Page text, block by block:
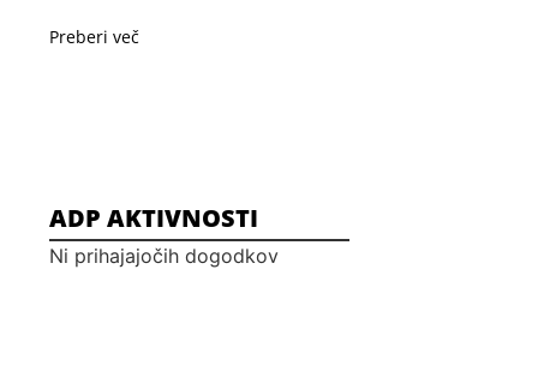
Preberi več
ADP AKTIVNOSTI
Ni prihajajočih dogodkov